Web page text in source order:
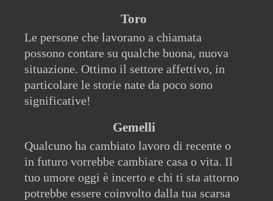
Toro
Le persone che lavorano a chiamata
possono contare su qualche buona, nuova
situazione. Ottimo il settore affettivo, in
particolare le storie nate da poco sono
significative!
Gemelli
Qualcuno ha cambiato lavoro di recente o
in futuro vorrebbe cambiare casa o vita. Il
tuo umore oggi è incerto e chi ti sta attorno
potrebbe essere coinvolto dalla tua scarsa